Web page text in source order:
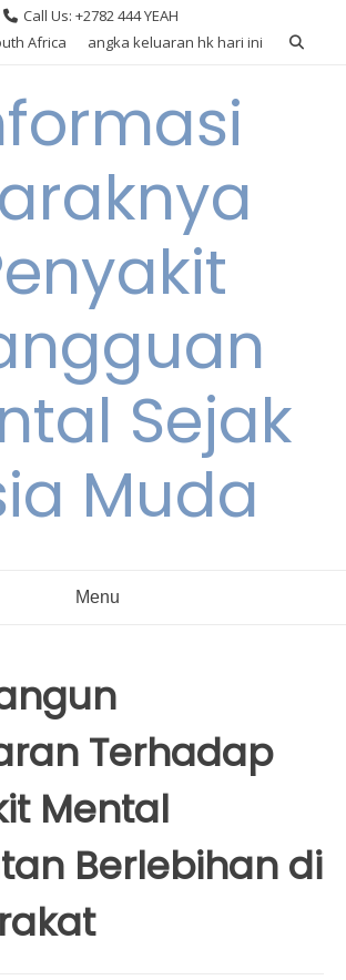
Call Us: +2782 444 YEAH
Africa
angka keluaran hk hari ini
Sejak
Muda
Menu
Terhadap
Mental
Berlebihan di